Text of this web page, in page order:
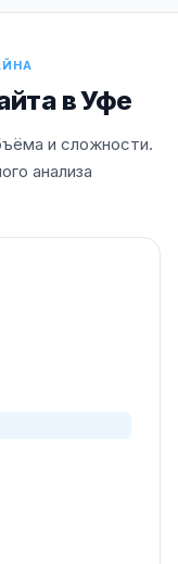
в Уфе
и сложности.
анализа